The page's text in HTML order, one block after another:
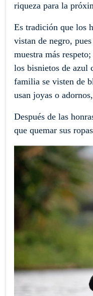
riqueza para la
Es tradición que los
vistan de negro,
muestra más
los bisnietos de azul
familia se visten de
usan joyas o
Después de las
que quemar sus